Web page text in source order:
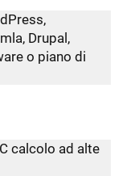
Drupal,
o piano di
calcolo ad alte